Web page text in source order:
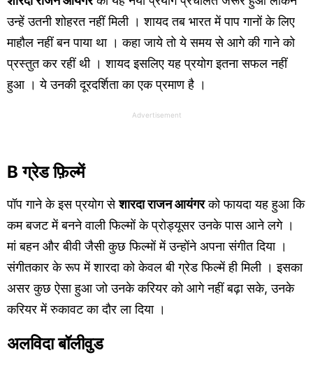
उन्हें उतनी शोहरत नहीं मिली । शायद तब भारत में पाप गानों के लिए
माहौल नहीं बन पाया था । कहा जाये तो ये समय से आगे की गाने को
प्रस्तुत कर रहीं थी । शायद इसलिए यह प्रयोग इतना सफल नहीं
हुआ । ये उनकी दूरदर्शिता का एक प्रमाण है ।
Advertisement
B ग्रेड फ़िल्में
पॉप गाने के इस प्रयोग सेशारदा राजन आयंगरको फायदा यह हुआ कि
कम बजट में बनने वाली फिल्मों के प्रोड्यूसर उनके पास आने लगे ।
मां बहन और बीवी जैसी कुछ फिल्मों में उन्होंने अपना संगीत दिया ।
संगीतकार के रूप में शारदा को केवल बी ग्रेड फिल्में ही मिली । इसका
असर कुछ ऐसा हुआ जो उनके करियर को आगे नहीं बढ़ा सके, उनके
करियर में रुकावट का दौर ला दिया ।
अलविदा बॉलीवुड